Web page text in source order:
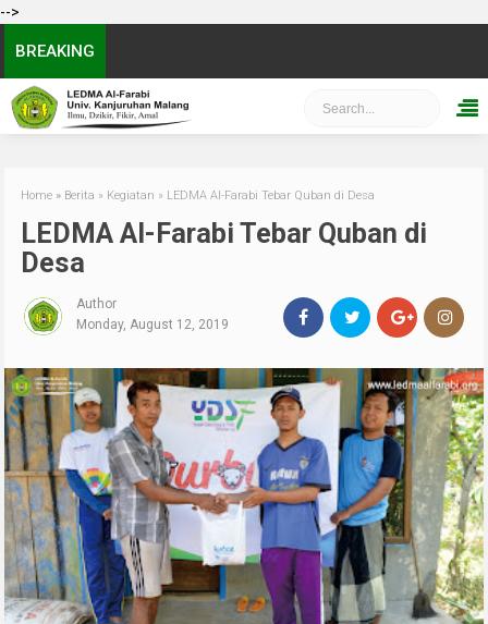
-->
BREAKING
Home » Berita » Kegiatan » LEDMA Al-Farabi Tebar Quban di Desa
LEDMA Al-Farabi Tebar Quban di
Desa
Author
Monday, August 12, 2019